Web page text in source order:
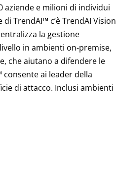
aziende e milioni di individui
TrendAI™ c’è TrendAI Vision
la gestione
in ambienti on-premise,
che aiutano a difendere le
ai leader della
di attacco. Inclusi ambienti